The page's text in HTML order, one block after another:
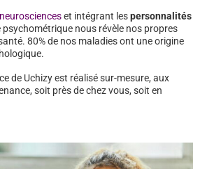
neuroscienceset intégrant lespersonnalités
psychométrique nous révèle nos propres
80% de nos maladies ont une origine
de Uchizy est réalisé sur-mesure, aux
soit près de chez vous, soit en